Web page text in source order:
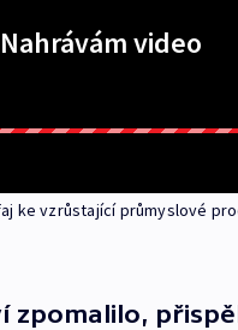
Nahrávám video
ke vzrůstající průmyslové
zpomalilo,